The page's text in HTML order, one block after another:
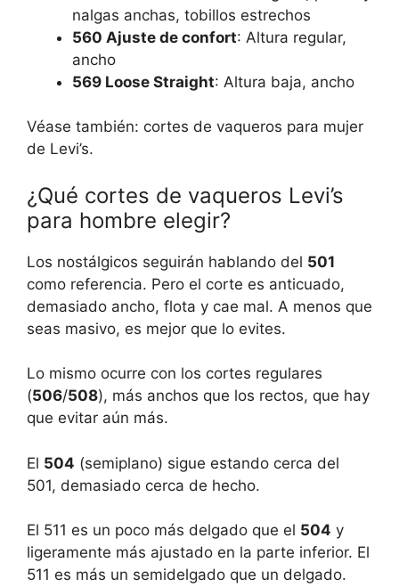
nalgas anchas, tobillos estrechos
560 Ajuste de confort: Altura regular,
ancho
569 Loose Straight: Altura baja, ancho
Véase también: cortes de vaqueros para mujer
de Levi’s.
¿Qué cortes de vaqueros Levi’s
para hombre elegir?
Los nostálgicos seguirán hablando del 501
como referencia. Pero el corte es anticuado,
demasiado ancho, flota y cae mal. A menos que
seas masivo, es mejor que lo evites.
Lo mismo ocurre con los cortes regulares
(506/508), más anchos que los rectos, que hay
que evitar aún más.
El 504 (semiplano) sigue estando cerca del
501, demasiado cerca de hecho.
El 511 es un poco más delgado que el 504 y
ligeramente más ajustado en la parte inferior. El
511 es más un semidelgado que un delgado.